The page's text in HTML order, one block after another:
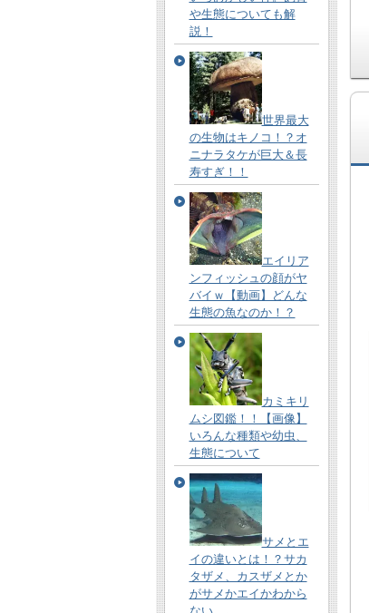
や生態についても解
説！
世界最大
の生物はキノコ！？オ
ニナラタケが巨大＆長
寿すぎ！！
エイリア
ンフィッシュの顔がヤ
バイｗ【動画】どんな
生態の魚なのか！？
カミキリ
ムシ図鑑！！【画像】
いろんな種類や幼虫、
生態について
サメとエ
イの違いとは！？サカ
タザメ、カスザメとか
がサメかエイかわから